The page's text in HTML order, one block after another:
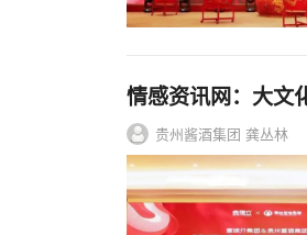
情感资讯网：大文
贵州酱酒集团 龚丛林